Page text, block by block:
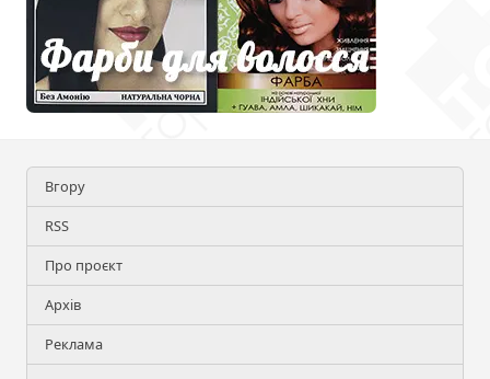
Вгору
RSS
Про проєкт
Архів
Реклама